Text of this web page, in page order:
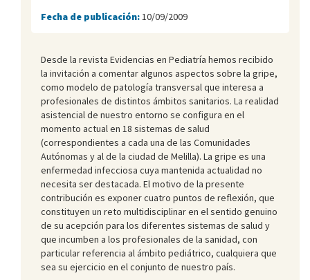
Fecha de publicación: 10/09/2009
Desde la revista Evidencias en Pediatría hemos recibido
la invitación a comentar algunos aspectos sobre la gripe,
como modelo de patología transversal que interesa a
profesionales de distintos ámbitos sanitarios. La realidad
asistencial de nuestro entorno se configura en el
momento actual en 18 sistemas de salud
(correspondientes a cada una de las Comunidades
Autónomas y al de la ciudad de Melilla). La gripe es una
enfermedad infecciosa cuya mantenida actualidad no
necesita ser destacada. El motivo de la presente
contribución es exponer cuatro puntos de reflexión, que
constituyen un reto multidisciplinar en el sentido genuino
de su acepción para los diferentes sistemas de salud y
que incumben a los profesionales de la sanidad, con
particular referencia al ámbito pediátrico, cualquiera que
sea su ejercicio en el conjunto de nuestro país.